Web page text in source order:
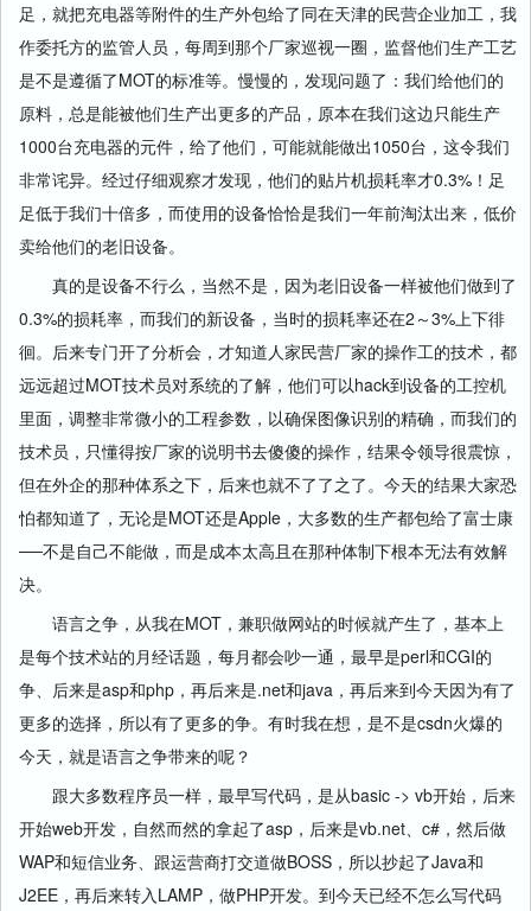
足，就把充电器等附件的生产外包给了同在天津的民营企业加工，我
作委托方的监管人员，每周到那个厂家巡视一圈，监督他们生产工艺
是不是遵循了MOT的标准等。慢慢的，发现问题了：我们给他们的
原料，总是能被他们生产出更多的产品，原本在我们这边只能生产
1000台充电器的元件，给了他们，可能就能做出1050台，这令我们
非常诧异。经过仔细观察才发现，他们的贴片机损耗率才0.3%！足
足低于我们十倍多，而使用的设备恰恰是我们一年前淘汰出来，低价
卖给他们的老旧设备。
真的是设备不行么，当然不是，因为老旧设备一样被他们做到了
0.3%的损耗率，而我们的新设备，当时的损耗率还在2～3%上下徘
徊。后来专门开了分析会，才知道人家民营厂家的操作工的技术，都
远远超过MOT技术员对系统的了解，他们可以hack到设备的工控机
里面，调整非常微小的工程参数，以确保图像识别的精确，而我们的
技术员，只懂得按厂家的说明书去傻傻的操作，结果令领导很震惊，
但在外企的那种体系之下，后来也就不了了之了。今天的结果大家恐
怕都知道了，无论是MOT还是Apple，大多数的生产都包给了富士康
──不是自己不能做，而是成本太高且在那种体制下根本无法有效解
决。
语言之争，从我在MOT，兼职做网站的时候就产生了，基本上
是每个技术站的月经话题，每月都会吵一通，最早是perl和CGI的
争、后来是asp和php，再后来是.net和java，再后来到今天因为有了
更多的选择，所以有了更多的争。有时我在想，是不是csdn火爆的
今天，就是语言之争带来的呢？
跟大多数程序员一样，最早写代码，是从basic -> vb开始，后来
开始web开发，自然而然的拿起了asp，后来是vb.net、c#，然后做
WAP和短信业务、跟运营商打交道做BOSS，所以抄起了Java和
J2EE，再后来转入LAMP，做PHP开发。到今天已经不怎么写代码